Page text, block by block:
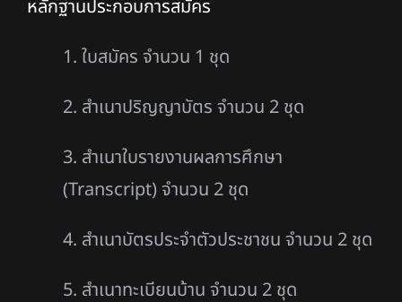
หลักฐานประกอบการสมัคร
1. ใบสมัคร จํานวน 1 ชุด
2. สําเนาปริญญาบัตร จํานวน 2 ชุด
3. สําเนาใบรายงานผลการศึกษา
(Transcript) จํานวน 2 ชุด
4. สําเนาบัตรประจําตัวประชาชน จํานวน 2 ชุด
5. สําเนาทะเบียนบ้าน จํานวน 2 ชุด